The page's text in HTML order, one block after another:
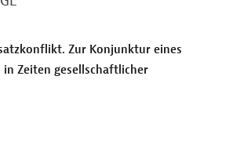
Zur Konjunktur eines
Zeiten gesellschaftlicher